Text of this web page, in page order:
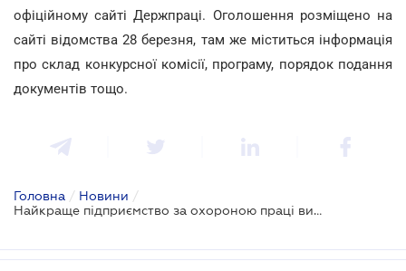
офіційному сайті Держпраці. Оголошення розміщено на
сайті відомства 28 березня, там же міститься інформація
про склад конкурсної комісії, програму, порядок подання
документів тощо.
Головна / Новини /
Найкраще підприємство за охороною праці визначить конкурс